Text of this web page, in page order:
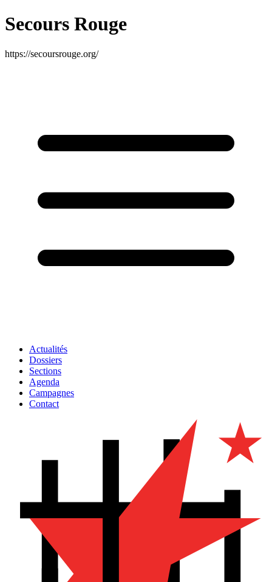
Secours Rouge
https://secoursrouge.org/
Actualités
Dossiers
Sections
Agenda
Campagnes
Contact